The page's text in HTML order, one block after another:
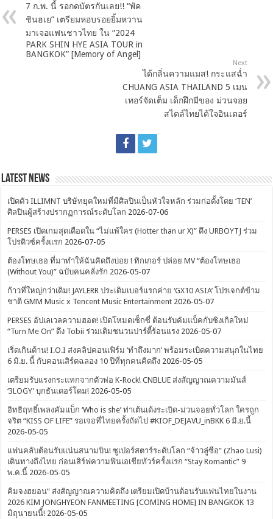
7 ก.พ. นี้ รอกดบัตรกันเลย!! “พัค
ชินฮเย” เตรียมหอบรอยยิ้มหวาน
มาเจอแฟนชาวไทย ใน “2024
PARK SHIN HYE ASIA TOUR in
BANGKOK” [Memory of Angel]
Next
ได้กลิ่นความแมส! กระแสฉ่ำ
CHUANG ASIA THAILAND 5 เมน
เทอร์จัดเต็ม เด็กฝึกมีของ ม่วนจอย
สไตล์ไทยได้ใจอินเตอร์
Latest News
เปิดตัว ILLIMNT บริษัทยุคใหม่ที่มีศิลปินเป็นหัวใจหลัก ร่วมก่อตั้งโดย ‘TEN’
ศิลปินผู้สร้างปรากฏการณ์ระดับโลก 2026-07-06
PERSES เปิดเกมสุดเดือดใน “ไม่แพ้ใคร (Hotter than ur X)” ดึง URBOYTJ ร่วม
โปรดิวซ์ครั้งแรก 2026-07-05
ต้องโทษเธอ ที่มาทำให้ฉันคิดถึงบ่อย ! ทิกเกอร์ ปล่อย MV “ต้องโทษเธอ
(Without You)” ฉบับคนคลั่งรัก 2026-05-07
ก้าวที่ใหญ่กว่าเดิม! JAYLERR ประเดิมเบอร์แรกค่าย ‘GX10 ASIA’ โปรเจกต์ข้าม
ชาติ GMM Music x Tencent Music Entertainment 2026-05-07
PERSES อัปเลเวลความฮอต! เปิดโหมดเซ็กซี่ ต้อนรับคัมแบ็คกับซิงเกิลใหม่
“Turn Me On” ดึง Tobii ร่วมเติมชนวนปาร์ตี้ร้อนแรง 2026-05-07
เริ่ดเกินต้าน! I.O.I ส่งคลิปคอนเฟิร์ม ‘ทำถึงมาก’ พร้อมระเบิดความสนุกในไทย
6 มิ.ย. นี้ กับคอนเสิร์ตฉลอง 10 ปีที่ทุกคนคิดถึง 2026-05-05
เตรียมรับแรงกระแทกจากตัวพ่อ K-Rock! CNBLUE ส่งสัญญาณความมันส์
‘3LOGY’ บุกธันเดอร์โดม! 2026-05-05
อิทธิฤทธิ์เพลงคัมแบ็ก ‘Who is she’ ท่าเต้นเด้งระเบิด-ม่วนจอยทั่วโลก ใครถูก
จริต “KISS OF LIFE” รอเจอที่ไทยครั้งถัดไป #KIOF_DEJAVU_inBKK 6 มิ.ย.นี้
2026-05-05
แฟนคลับต้อนรับแน่นสนามบิน! ซูเปอร์สตาร์ระดับโลก “จ้าวลู่ซือ” (Zhao Lusi)
เดินทางถึงไทย ก่อนเสิร์ฟความฟินเอเชียทัวร์ครั้งแรก “Stay Romantic” 9
พ.ค.นี้ 2026-05-05
คิมจงฮยอน” ส่งสัญญาณความคิดถึง เตรียมเปิดบ้านต้อนรับแฟนไทยในงาน
2026 KIM JONGHYEON FANMEETING [COMING HOME] IN BANGKOK 13
มิถุนายนนี้! 2026-05-05